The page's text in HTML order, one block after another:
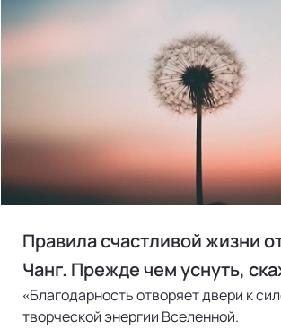
Правила счастливой жизни
Чанг. Прежде чем уснуть,
«спасибо»
«Благодарность отворяет двери к
творческой энергии Вселенной.